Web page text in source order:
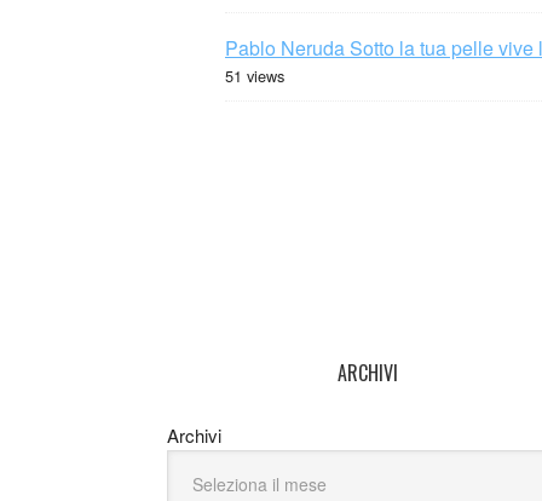
Pablo Neruda Sotto la tua pelle vive
51 views
ARCHIVI
Archivi